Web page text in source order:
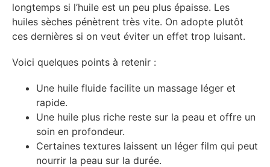
longtemps si l’huile est un peu plus épaisse. Les
huiles sèches pénètrent très vite. On adopte plutôt
ces dernières si on veut éviter un effet trop luisant.
Voici quelques points à retenir :
Une huile fluide facilite un massage léger et
rapide.
Une huile plus riche reste sur la peau et offre un
soin en profondeur.
Certaines textures laissent un léger film qui peut
nourrir la peau sur la durée.